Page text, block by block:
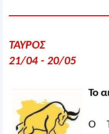
ΤΑΥΡΟΣ
21/04 - 20/05
Το
Ο